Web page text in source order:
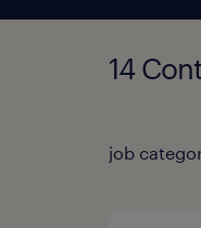
14
job